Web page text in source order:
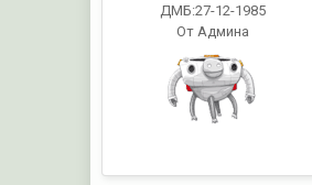
ДМБ:27-12-1985
От Админа